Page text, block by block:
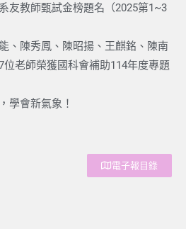
友教師甄試金榜題名（2025第1~3
、陳秀鳳、陳昭揚、王麒銘、陳南
老師榮獲國科會補助114年度專題
學會新氣象！
電子報目錄